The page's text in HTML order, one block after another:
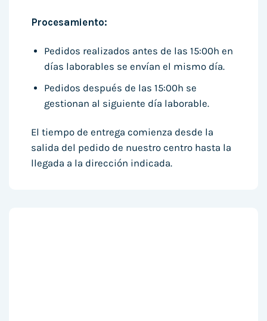
Procesamiento:
Pedidos realizados antes de las 15:00h en
días laborables se envían el mismo día.
Pedidos después de las 15:00h se
gestionan al siguiente día laborable.
El tiempo de entrega comienza desde la
salida del pedido de nuestro centro hasta la
llegada a la dirección indicada.